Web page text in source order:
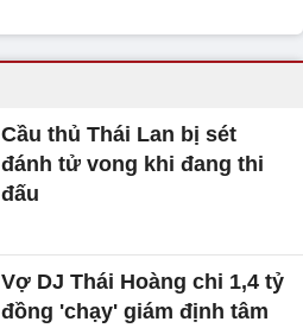
Cầu thủ Thái Lan bị sét
đánh tử vong khi đang thi
đấu
Vợ DJ Thái Hoàng chi 1,4 tỷ
đồng 'chạy' giám định tâm